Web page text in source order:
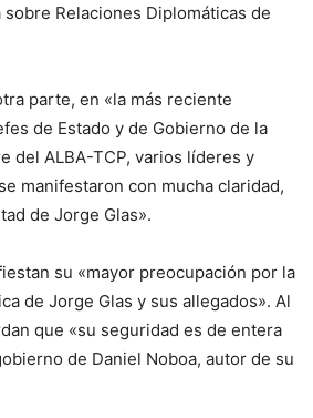
Relaciones Diplomáticas de
parte, en «la más reciente
de Estado y de Gobierno de la
del ALBA-TCP, varios líderes y
manifestaron con mucha claridad,
de Jorge Glas».
su «mayor preocupación por la
de Jorge Glas y sus allegados». Al
que «su seguridad es de entera
de Daniel Noboa, autor de su